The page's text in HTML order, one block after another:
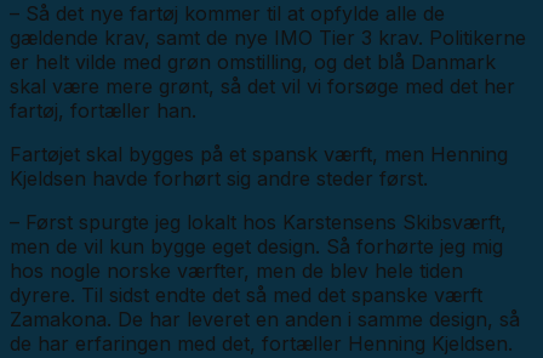
– Så det nye fartøj kommer til at opfylde alle de
gældende krav, samt de nye IMO Tier 3 krav. Politikerne
er helt vilde med grøn omstilling, og det blå Danmark
skal være mere grønt, så det vil vi forsøge med det her
fartøj, fortæller han.
Fartøjet skal bygges på et spansk værft, men Henning
Kjeldsen havde forhørt sig andre steder først.
– Først spurgte jeg lokalt hos Karstensens Skibsværft,
men de vil kun bygge eget design. Så forhørte jeg mig
hos nogle norske værfter, men de blev hele tiden
dyrere. Til sidst endte det så med det spanske værft
Zamakona. De har leveret en anden i samme design, så
de har erfaringen med det, fortæller Henning Kjeldsen.